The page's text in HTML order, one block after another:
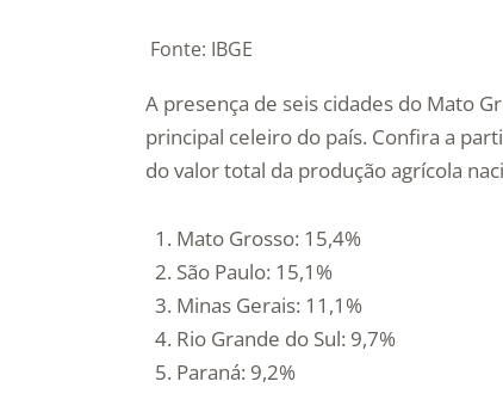
Fonte: IBGE
A presença de seis cidades do Mato
principal celeiro do país. Confira a
do valor total da produção agrícola
Mato Grosso: 15,4%
São Paulo: 15,1%
Minas Gerais: 11,1%
Rio Grande do Sul: 9,7%
Paraná: 9,2%